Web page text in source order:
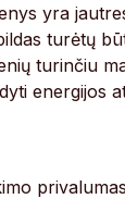
yra
turėtų
turinčiu
energijos